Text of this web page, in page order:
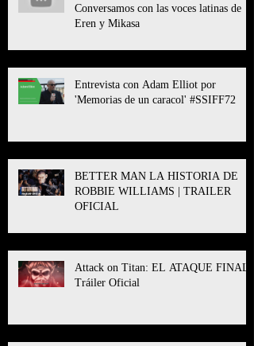
Conversamos con las voces latinas de
Eren y Mikasa
Entrevista con Adam Elliot por
'Memorias de un caracol' #SSIFF72
BETTER MAN LA HISTORIA DE
ROBBIE WILLIAMS | TRAILER
OFICIAL
Attack on Titan: EL ATAQUE FINAL l
Tráiler Oficial